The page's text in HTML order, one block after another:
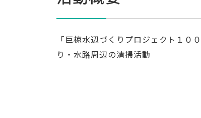
「巨椋水辺づくりプロジェクト１
り・水路周辺の清掃活動